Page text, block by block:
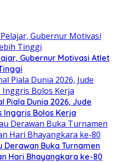
Gubernur Motivasi Atlet
Piala Dunia 2026, Jude
Inggris Bolos Kerja
Derawan Buka Turnamen
Hari Bhayangkara ke-80